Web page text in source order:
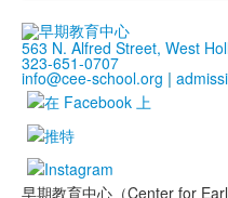
563 N. Alfred Street, West
323-651-0707
info@cee-school.org |
早期教育中心（Center for